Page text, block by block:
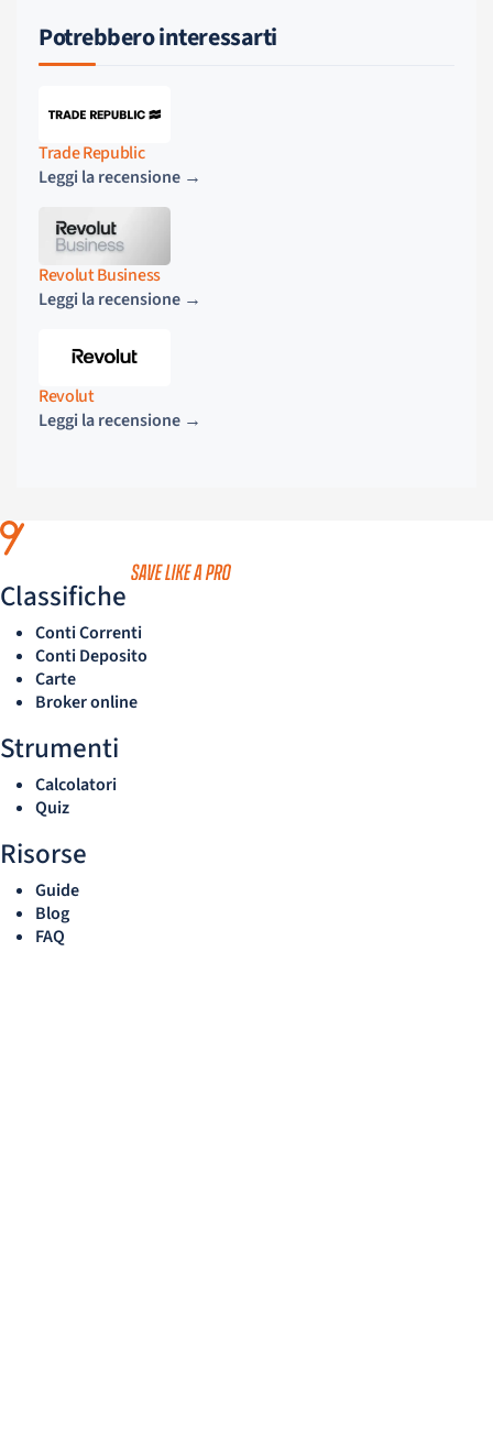
Potrebbero interessarti
Trade Republic
Leggi la recensione →
Revolut Business
Leggi la recensione →
Revolut
Leggi la recensione →
Classifiche
Conti Correnti
Conti Deposito
Carte
Broker online
Strumenti
Calcolatori
Quiz
Risorse
Guide
Blog
FAQ